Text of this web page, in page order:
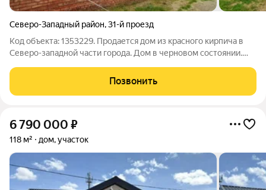
Северо-Западный район,31-й проезд
Код объекта: 1353229. Продается дом из красного кирпича в
Северо-западной части города. Дом в черновом состоянии.
с/у. Фундамент армированный, стены из шлакоблока,
утепление УРСА,
Позвонить
6 790 000 ₽
118 м² дом, участок